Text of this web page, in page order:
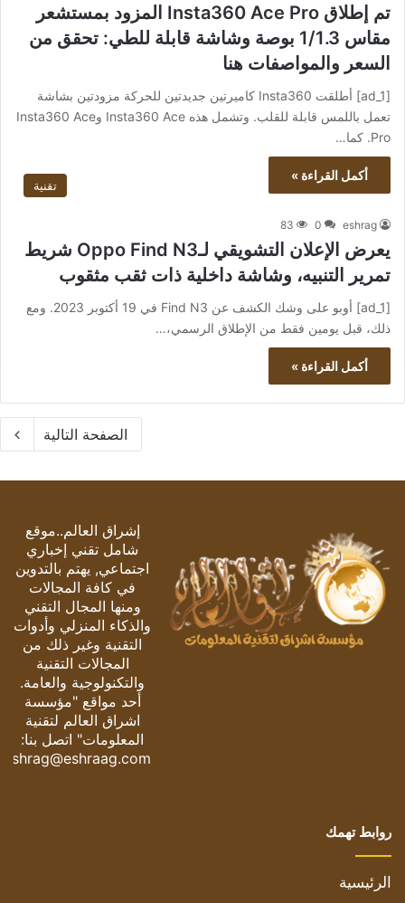
تم إطلاق Insta360 Ace Pro المزود بمستشعر
مقاس 1/1.3 بوصة وشاشة قابلة للطي: تحقق من
السعر والمواصفات هنا
[ad_1] أطلقت Insta360 كاميرتين جديدتين للحركة مزودتين بشاشة
تعمل باللمس قابلة للقلب. وتشمل هذه Insta360 Ace وInsta360 Ace
Pro. كما…
أكمل القراءة »
تقنية
eshrag
0
83
يعرض الإعلان التشويقي لـOppo Find N3 شريط
تمرير التنبيه، وشاشة داخلية ذات ثقب مثقوب
[ad_1] أوبو على وشك الكشف عن Find N3 في 19 أكتوبر 2023. ومع
ذلك، قبل يومين فقط من الإطلاق الرسمي،…
أكمل القراءة »
الصفحة التالية
إشراق العالم..موقع
شامل تقني إخباري
اجتماعي, يهتم بالتدوين
في كافة المجالات
ومنها المجال التقني
والذكاء المنزلي وأدوات
التقنية وغير ذلك من
المجالات التقنية
والتكنولوجية والعامة.
أحد مواقع "مؤسسة
اشراق العالم لتقنية
المعلومات" اتصل بنا:
eshrag@eshraag.com
روابط تهمك
الرئيسية